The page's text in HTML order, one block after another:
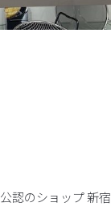
認のショップ 新